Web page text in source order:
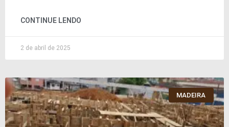
CONTINUE LENDO
2 de abril de 2025
MADEIRA